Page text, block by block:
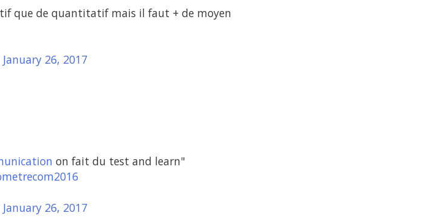
que de quantitatif mais il faut + de moyen
January 26, 2017
on fait du test and learn"
January 26, 2017